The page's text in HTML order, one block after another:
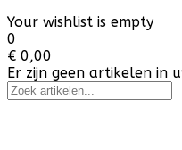
Your wishlist is empty
0
€ 0,00
Er zijn geen artikelen in